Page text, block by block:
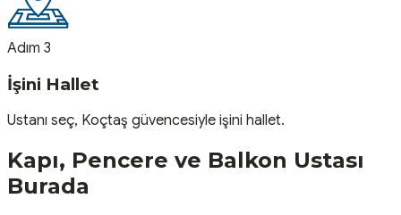
Adım 3
İşini Hallet
Ustanı seç, Koçtaş güvencesiyle işini hallet.
Kapı, Pencere ve Balkon Ustası
Burada